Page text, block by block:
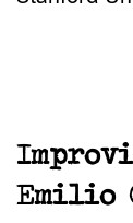
Emilio